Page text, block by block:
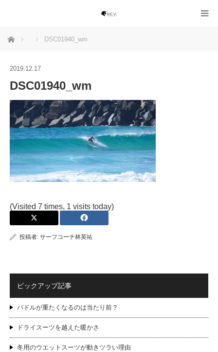
ホーム DSC01940_wm
2019.12.17
DSC01940_wm
(Visited 7 times, 1 visits today)
投稿者: サーフコーチ林英祐
ピックアップ記事
パドルが重たくなるのは当たり前？
ドライスーツを越えた暖かさ
冬用のウエットスーツが動きツラい理由